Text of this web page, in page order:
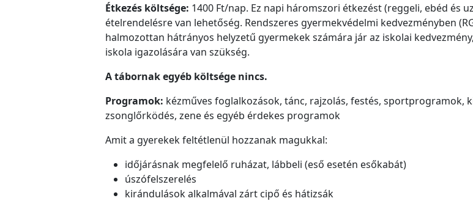
Étkezés költsége: 1400 Ft/nap. Ez napi háromszori étkezést (reggeli, ebéd és
ételrendelésre van lehetőség. Rendszeres gyermekvédelmi kedvezményben
halmozottan hátrányos helyzetű gyermekek számára jár az iskolai
iskola igazolására van szükség.
A tábornak egyéb költsége nincs.
Programok: kézműves foglalkozások, tánc, rajzolás, festés, sportprogramok,
zsonglőrködés, zene és egyéb érdekes programok
Amit a gyerekek feltétlenül hozzanak magukkal:
időjárásnak megfelelő ruházat, lábbeli (eső esetén esőkabát)
úszófelszerelés
kirándulások alkalmával zárt cipő és hátizsák